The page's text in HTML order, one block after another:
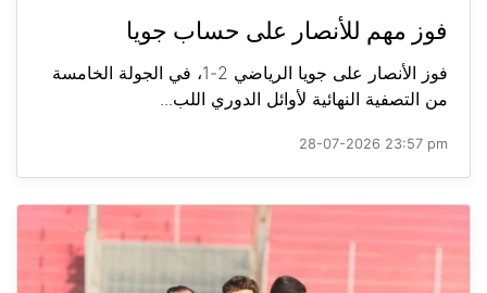
فوز مهم للأنصار على حساب جويا
فوز الأنصار على جويا الرياضي 2-1، في الجولة الخامسة
من التصفية النهائية لأوائل الدوري اللب...
28-07-2026 23:57 pm